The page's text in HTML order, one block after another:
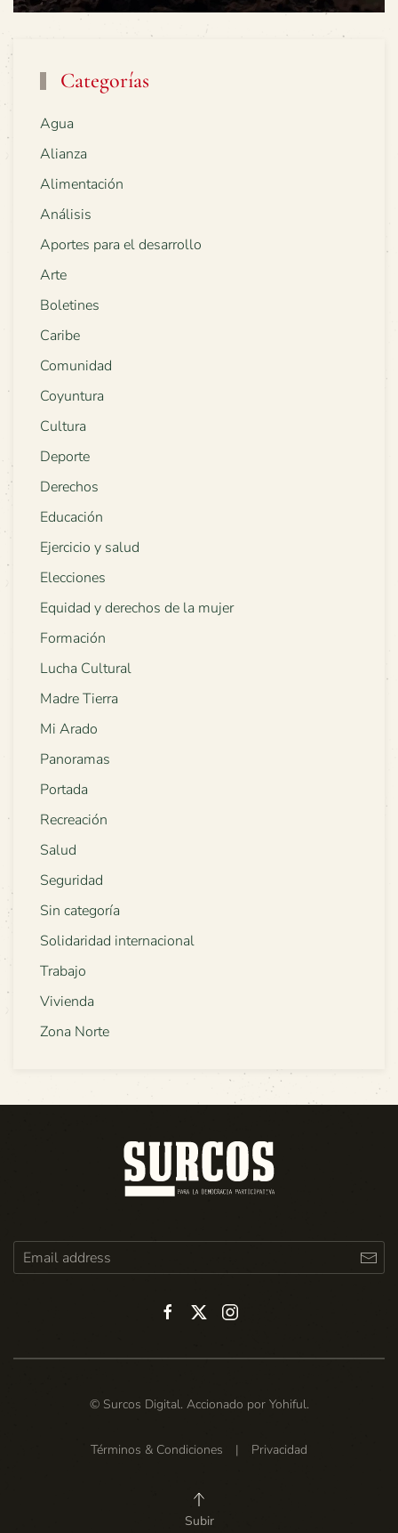
Categorías
Agua
Alianza
Alimentación
Análisis
Aportes para el desarrollo
Arte
Boletines
Caribe
Comunidad
Coyuntura
Cultura
Deporte
Derechos
Educación
Ejercicio y salud
Elecciones
Equidad y derechos de la mujer
Formación
Lucha Cultural
Madre Tierra
Mi Arado
Panoramas
Portada
Recreación
Salud
Seguridad
Sin categoría
Solidaridad internacional
Trabajo
Vivienda
Zona Norte
© Surcos Digital. Accionado por Yohiful.
Términos & Condiciones | Privacidad
Subir